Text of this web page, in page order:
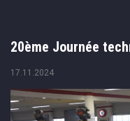
20ème Journée
17.11.2024